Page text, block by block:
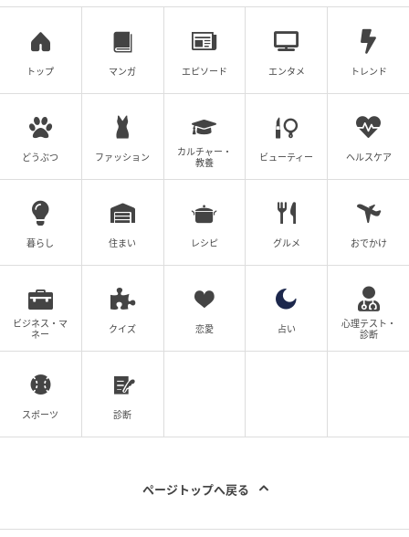
「パンケーキ ラムバター」1000円
富ヶ谷にある「マルミツポテリ」の直営店「MEALS
その2階の食堂カフェでいただける人気のスイーツ
「パンケーキ ラムバター」は、オーダーから30分かけ
て、お店オリジナルのエッグパンでじっくり丁寧に焼
き上げるパンケーキです。
まわりはサクサク、中はしっとりふわふわの食感でほ
トップ マンガ エピソード エンタメ トレンド
どうぶつ ファッション
カルチャー・
教養
ビューティー ヘルスケア
暮らし 住まい レシピ グルメ おでかけ
ビジネス・マ
ネー
クイズ 恋愛 占い
心理テスト・
診断
スポーツ 診断
ページトップへ戻る